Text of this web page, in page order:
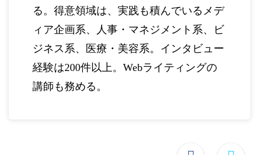
る。得意領域は、実践も積んでいるメデ
ィア企画系、人事・マネジメント系、ビ
ジネス系、医療・美容系。インタビュー
経験は200件以上。Webライティングの
講師も務める。